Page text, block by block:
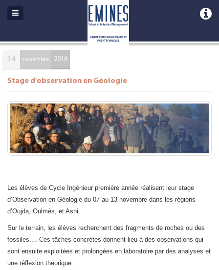
14 novembre 2016
Stage d'observation en Géologie
Les élèves de Cycle Ingénieur première année réalisent leur stage
d’Observation en Géologie du 07 au 13 novembre dans les régions
d’Oujda, Oulmès, et Asni.
Sur le terrain, les élèves recherchent des fragments de roches ou des
fossiles.... Ces tâches concrètes donnent lieu à des observations qui
sont ensuite exploitées et prolongées en laboratoire par des analyses et
une réflexion théorique.